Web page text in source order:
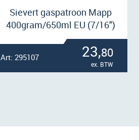
Sievert gaspatroon Mapp
400gram/650ml EU (7/16")
23,80
ex. BTW
Art: 295107